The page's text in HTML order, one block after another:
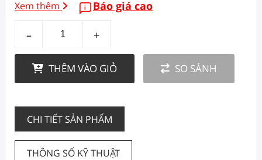
Xem thêm Báo giá cao
– +
THÊM VÀO GIỎ SO SÁNH
CHI TIẾT SẢN PHẨM
THÔNG SỐ KỸ THUẬT